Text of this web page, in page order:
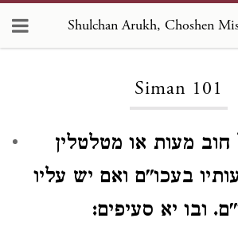
Siman 101
חוב מעות או מטלטלין
בעכו"ם ואם יש עליו
ובו יא סעיפים: